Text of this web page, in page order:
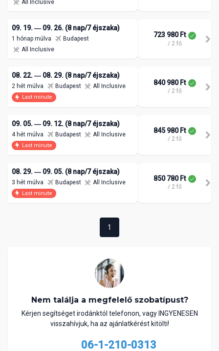
All Inclusive
09. 19. ― 09. 26. (8 nap/7 éjszaka)
1 hónap múlva
Budapest
All Inclusive
723 980 Ft
/ 2 fő
08. 22. ― 08. 29. (8 nap/7 éjszaka)
2 hét múlva Budapest All Inclusive
Last minute
840 980 Ft
/ 2 fő
09. 05. ― 09. 12. (8 nap/7 éjszaka)
4 hét múlva Budapest All Inclusive
Last minute
845 980 Ft
/ 2 fő
08. 29. ― 09. 05. (8 nap/7 éjszaka)
3 hét múlva Budapest All Inclusive
Last minute
850 780 Ft
/ 2 fő
1
Nem találja a megfelelő szobatípust?
Kérjen segítséget irodánktól telefonon, vagy INGYENESEN
visszahívjuk, ha az ajánlatkérést kitölti!
06-1-210-0313